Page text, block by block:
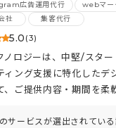
広告運用代行
webマー
社
集客代行
5.0 (3)
ノロジーは、中堅/スタ
ィング支援に特化したデ
、ご提供内容・期間を柔
ービスが選出されている